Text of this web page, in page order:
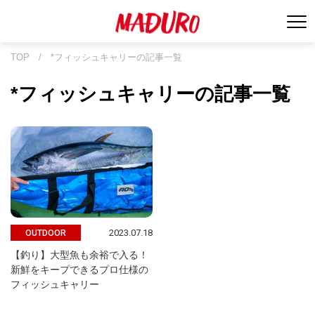
TOP / *フィッシュキャリーの記事一覧
*フィッシュキャリーの記事一覧
OUTDOOR 2023.07.18
【釣り】大型魚も余裕で入る！
新鮮をキープできるプロ仕様の
フィッシュキャリー